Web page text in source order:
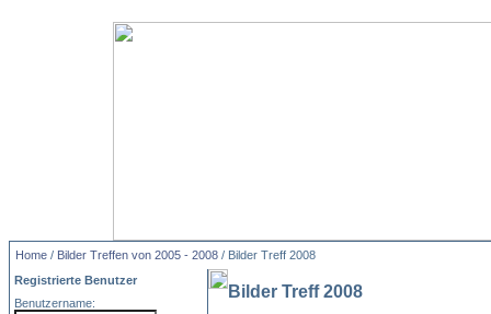
Home / Bilder Treffen von 2005 - 2008 / Bilder Treff 2008
Registrierte Benutzer
Benutzername:
Bilder Treff 2008